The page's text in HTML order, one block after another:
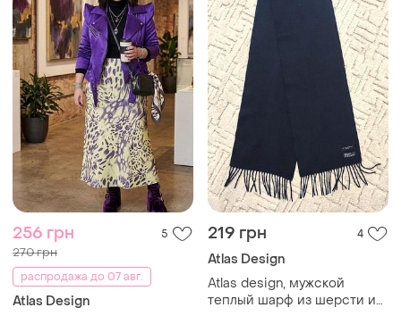
256 грн 5
270 грн
распродажа до 07 авг.
Atlas Design
219 грн 4
Atlas Design
Atlas design, мужской
теплый шарф из шерсти и